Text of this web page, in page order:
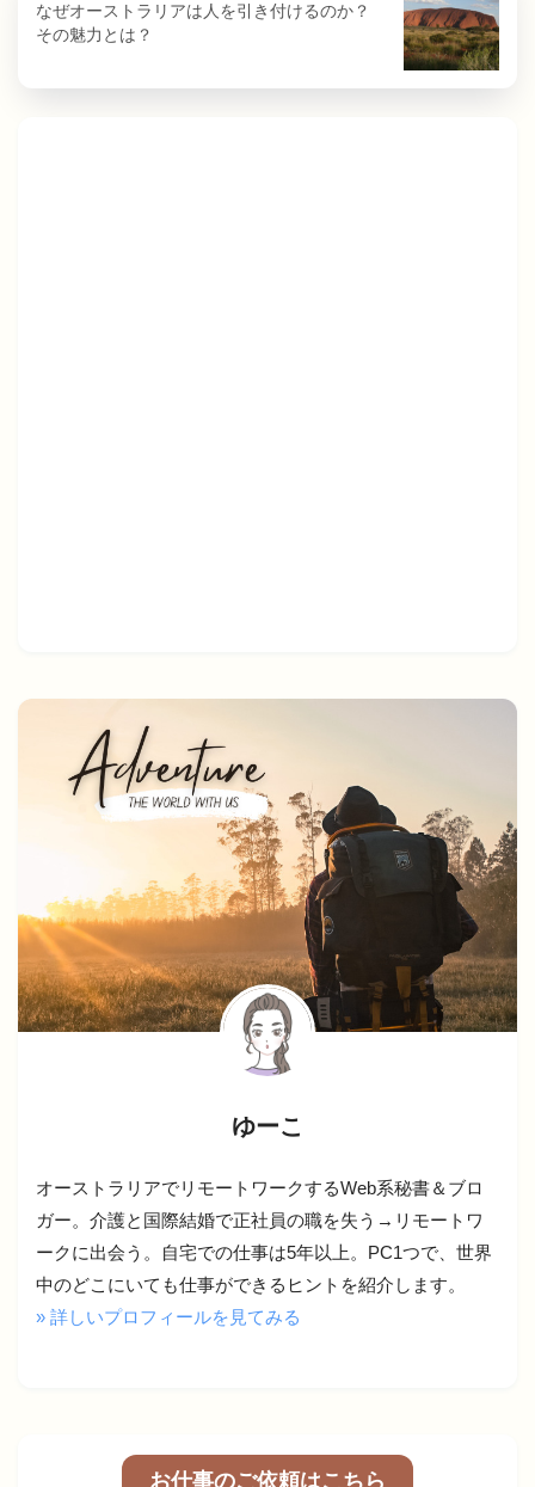
なぜオーストラリアは人を引き付けるのか？
その魅力とは？
ゆーこ
オーストラリアでリモートワークするWeb系秘書＆ブロ
ガー。介護と国際結婚で正社員の職を失う→リモートワ
ークに出会う。自宅での仕事は5年以上。PC1つで、世界
中のどこにいても仕事ができるヒントを紹介します。
» 詳しいプロフィールを見てみる
お仕事のご依頼はこちら